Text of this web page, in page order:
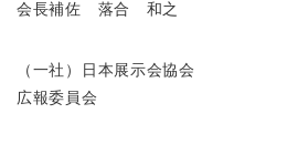
会長補佐 落合 和之
（一社）日本展示会協会
広報委員会